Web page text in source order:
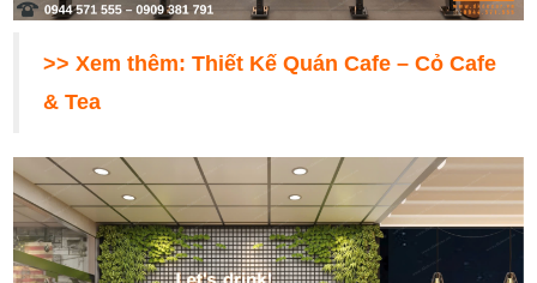
>> Xem thêm:Thiết Kế Quán Cafe – Cỏ Cafe
& Tea